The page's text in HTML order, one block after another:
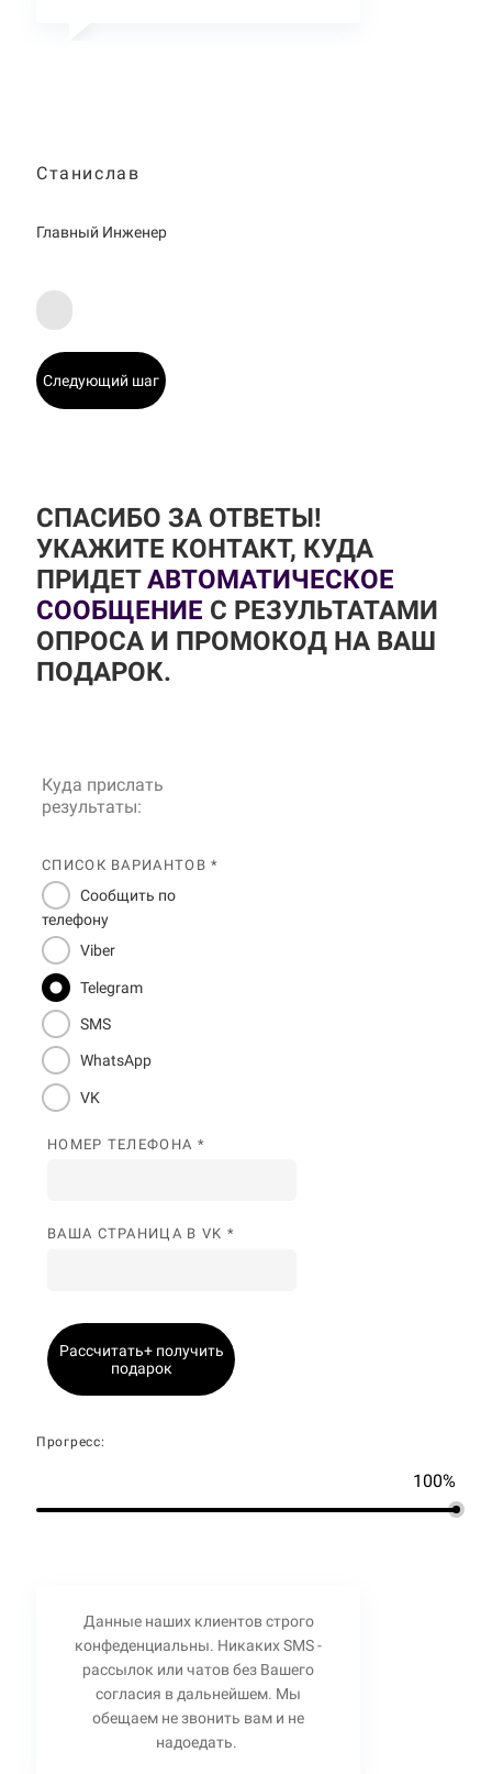
Станислав
Главный Инженер
Следующий шаг
СПАСИБО ЗА ОТВЕТЫ!
УКАЖИТЕ КОНТАКТ, КУДА
ПРИДЕТАВТОМАТИЧЕСКОЕ
СООБЩЕНИЕ С РЕЗУЛЬТАТАМИ
ОПРОСА И ПРОМОКОД НА ВАШ
ПОДАРОК.
Куда прислать
результаты:
СПИСОК ВАРИАНТОВ *
Сообщить по
телефону
Viber
Telegram
SMS
WhatsApp
VK
НОМЕР ТЕЛЕФОНА *
ВАША СТРАНИЦА В VK *
Рассчитать+ получить
подарок
Прогресс:
100%
Данные наших клиентов строго
конфеденциальны. Никаких SMS -
рассылок или чатов без Вашего
согласия в дальнейшем. Мы
обещаем не звонить вам и не
надоедать.